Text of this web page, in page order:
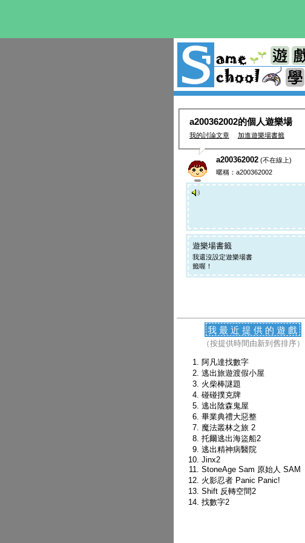
a200362002的個人遊樂場
我的討論文章 加進遊樂場書籤
a200362002 (不在線上)
暱稱：a200362002
遊樂場書籤
我還沒設定遊樂場書
籤喔！
我最近提供的遊戲
（按提供時間由新到舊排序）
阿凡達找數字
逃出旅遊渡假小屋
火柴棒謎題
碰碰撲克牌
逃出陰森鬼屋
畢業典禮大惡整
魔法叢林之旅 2
托爾逃出海盜船2
逃出精神病醫院
Jinx2
StoneAge Sam 原始人 SAM
火影忍者 Panic Panic!
Shift 反轉空間2
找數字2